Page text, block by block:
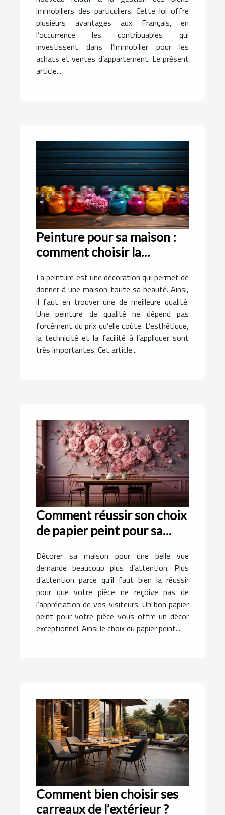
immobiliers des particuliers. Cette loi offre
plusieurs avantages aux Français, en
l’occurrence les contribuables qui
investissent dans l’immobilier pour les
achats et ventes d’appartement. Le présent
article...
Peinture pour sa maison :
comment choisir la
La peinture est une décoration qui permet de
donner à une maison toute sa beauté. Ainsi,
il faut en trouver une de meilleure qualité.
Une peinture de qualité ne dépend pas
forcément du prix qu’elle coûte. L’esthétique,
la technicité et la facilité à l’appliquer sont
très importantes. Cet article...
Comment réussir son choix
de papier peint pour sa
Décorer sa maison pour une belle vue
demande beaucoup plus d’attention. Plus
d’attention parce qu’il faut bien la réussir
pour que votre pièce ne reçoive pas de
l’appréciation de vos visiteurs. Un bon papier
peint pour votre pièce vous offre un décor
exceptionnel. Ainsi le choix du papier peint...
Comment bien choisir ses
carreaux de l’extérieur ?